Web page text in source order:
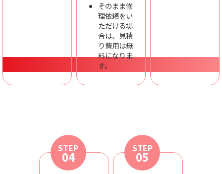
そのまま修
理依頼をい
ただける場
合は、見積
り費用は無
料になりま
す。
STEP
04
STEP
05